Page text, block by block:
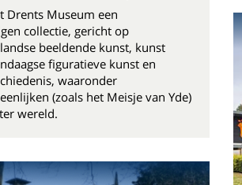
Drents Museum een
collectie, gericht op
beeldende kunst, kunst
figuratieve kunst en
waaronder
(zoals het Meisje van Yde)
wereld.